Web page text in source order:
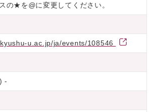
の★を@に変更してください。
u.ac.jp/ja/events/108546
-